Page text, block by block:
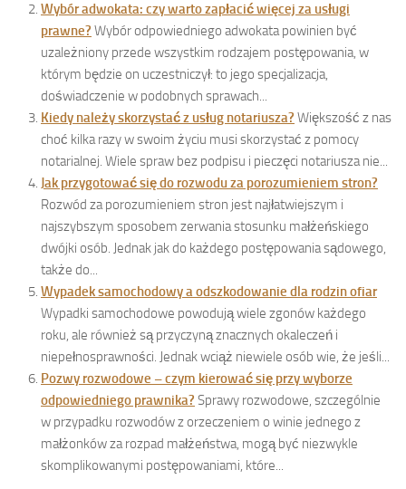
Wybór adwokata: czy warto zapłacić więcej za usługi
prawne? Wybór odpowiedniego adwokata powinien być
uzależniony przede wszystkim rodzajem postępowania, w
którym będzie on uczestniczył: to jego specjalizacja,
doświadczenie w podobnych sprawach...
Kiedy należy skorzystać z usług notariusza? Większość z nas
choć kilka razy w swoim życiu musi skorzystać z pomocy
notarialnej. Wiele spraw bez podpisu i pieczęci notariusza nie...
Jak przygotować się do rozwodu za porozumieniem stron?
Rozwód za porozumieniem stron jest najłatwiejszym i
najszybszym sposobem zerwania stosunku małżeńskiego
dwójki osób. Jednak jak do każdego postępowania sądowego,
także do...
Wypadek samochodowy a odszkodowanie dla rodzin ofiar
Wypadki samochodowe powodują wiele zgonów każdego
roku, ale również są przyczyną znacznych okaleczeń i
niepełnosprawności. Jednak wciąż niewiele osób wie, że jeśli...
Pozwy rozwodowe – czym kierować się przy wyborze
odpowiedniego prawnika? Sprawy rozwodowe, szczególnie
w przypadku rozwodów z orzeczeniem o winie jednego z
małżonków za rozpad małżeństwa, mogą być niezwykle
skomplikowanymi postępowaniami, które...